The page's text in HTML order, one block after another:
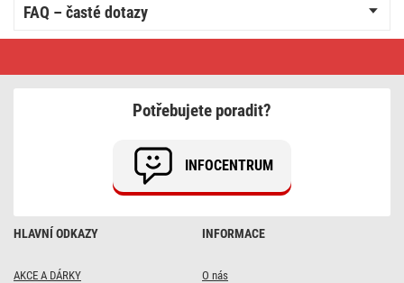
FAQ – časté dotazy
HLAVNÍ ODKAZY
AKCE A DÁRKY
INFORMACE
O nás
Potřebujete poradit?
INFOCENTRUM